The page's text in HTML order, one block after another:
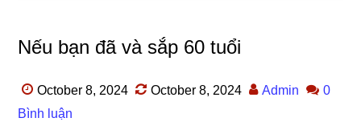
Nếu bạn đã và sắp 60 tuổi
October 8, 2024 October 8, 2024 Admin
0
Bình luận